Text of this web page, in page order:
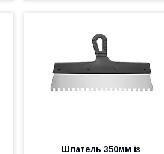
Шпатель 350мм із